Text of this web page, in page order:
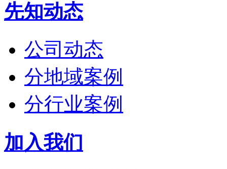
先知动态
公司动态
分地域案例
分行业案例
加入我们